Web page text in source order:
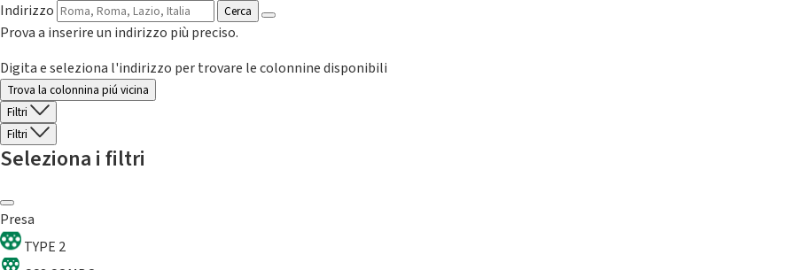
Indirizzo
Cerca
Prova a inserire un indirizzo più preciso.
Digita e seleziona l'indirizzo per trovare le colonnine disponibili
Trova la colonnina piú vicina
Filtri
Filtri
Seleziona i filtri
Presa
TYPE 2